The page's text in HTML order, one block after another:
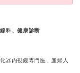
科、健康診断
器内視鏡専門医、産婦人